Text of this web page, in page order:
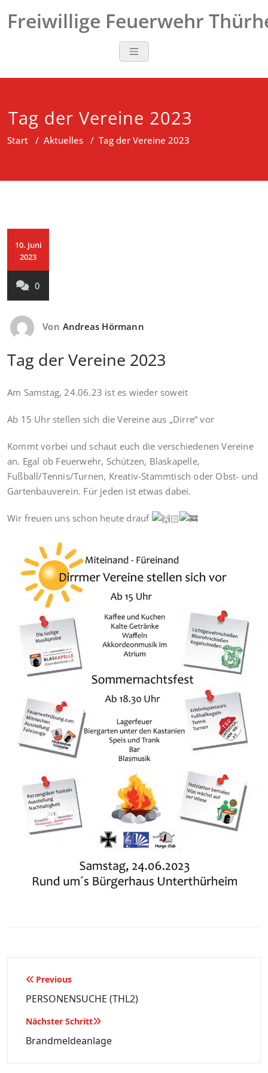
Inhalt
Freiwillige Feuerwehr
Tag der Vereine 2023
Start / Aktuelles / Tag der Vereine 2023
10. Juni
2023
0
Von Andreas Hörmann
Tag der Vereine 2023
Am Samstag, 24.06.23 ist es wieder soweit
Ab 15 Uhr stellen sich die Vereine aus „Dirre“ vor
Kommt vorbei und schaut euch die verschiedenen Vereine
an. Egal ob Feuerwehr, Schützen, Blaskapelle,
Fußball/Tennis/Turnen, Kreativ-Stammtisch oder Obst- und
Gartenbauverein. Für jeden ist etwas dabei.
Wir freuen uns schon heute drauf
Beitragsnavigation
Previous
PERSONENSUCHE (THL2)
Nächster Schritt
Brandmeldeanlage